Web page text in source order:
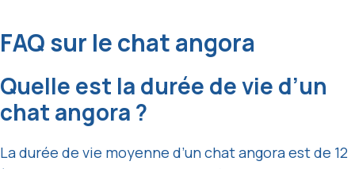
FAQ sur le chat angora
Quelle est la durée de vie d’un
chat angora ?
La durée de vie moyenne d’un chat angora est de 12